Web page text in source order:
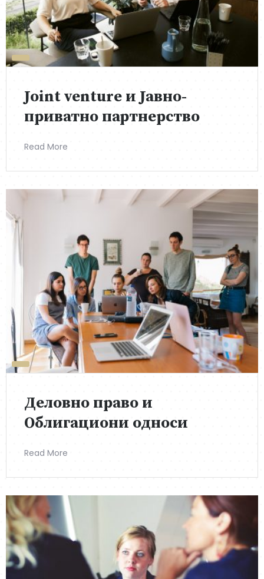
Joint venture и Јавно-
приватно партнерство
Read More
Деловно право и
Облигациони односи
Read More